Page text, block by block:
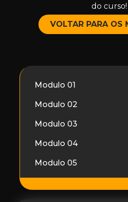
do curso!
VOLTAR PARA OS
Modulo 01
Modulo 02
Modulo 03
Modulo 04
Modulo 05